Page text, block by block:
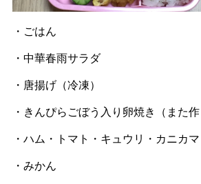
・ごはん
・中華春雨サラダ
・唐揚げ（冷凍）
・きんぴらごぼう入り卵焼き（また
・ハム・トマト・キュウリ・カニカマ
・みかん